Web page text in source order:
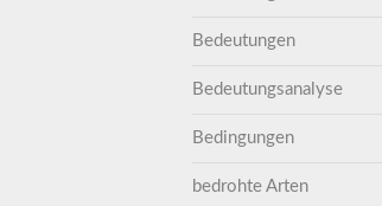
Bedeutungen
Bedeutungsanalyse
Bedingungen
bedrohte Arten